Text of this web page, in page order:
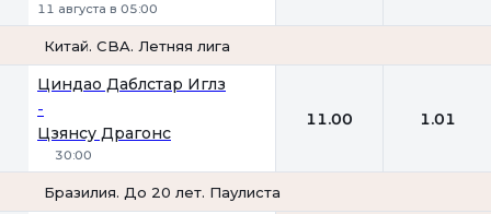
11 августа в 05:00
Китай. CBA. Летняя лига
Циндао Даблстар Иглз
-
Цзянсу Драгонс
30:00
11.00 1.01
Бразилия. До 20 лет. Паулиста